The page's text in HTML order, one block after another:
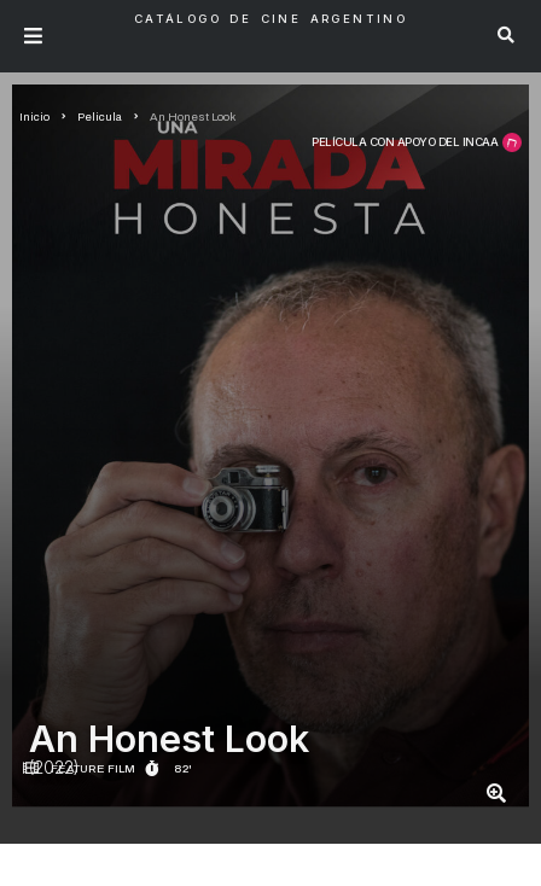
CATÁLOGO DE CINE ARGENTINO
PELÍCULA CON APOYO DEL INCAA
Inicio Pelicula An Honest Look
FEATURE FILM 82'
An Honest Look
(2022)